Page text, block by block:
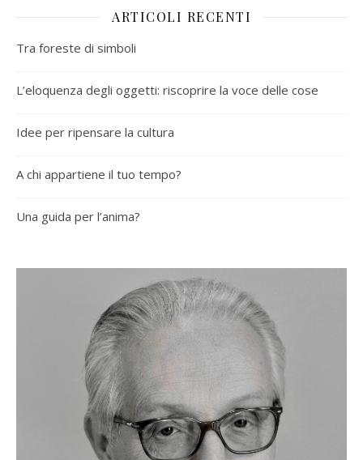
ARTICOLI RECENTI
Tra foreste di simboli
L’eloquenza degli oggetti: riscoprire la voce delle cose
Idee per ripensare la cultura
A chi appartiene il tuo tempo?
Una guida per l’anima?